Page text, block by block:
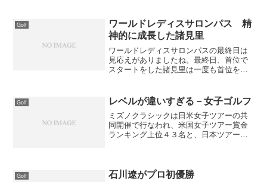
Golf
ワールドレディスサロンパス 精
神的に成長した諸見里
ワールドレディスサロンパスの最終日は
見応えがありましたね。最終日、首位で
スタートをした諸見里は一度も首位を明
や全美貞が追い上げてきても動じる事に
なく、淡々とプレーしてい...
Golf レベルが違いすぎる－女子ゴルフ
ミズノクラシックは日米女子ツアーの共
同開催で行なわれ、米国女子ツアー賞金
ランキング上位４３名と、日本ツアー賞
手もバーディーラッシュで...
Golf 石川遼がプロ初優勝